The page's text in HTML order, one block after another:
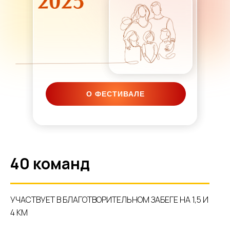
О ФЕСТИВАЛЕ
40 команд
УЧАСТВУЕТ В БЛАГОТВОРИТЕЛЬНОМ ЗАБЕГЕ НА 1,5 И
4 КМ